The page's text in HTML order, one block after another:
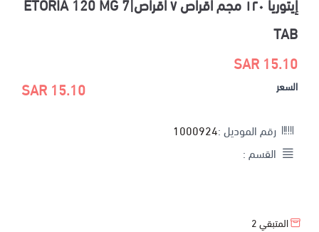
إيتوريا ١٢٠ مجم أقراص ٧ أقراص|ETORIA 120 MG 7
TAB
15.10 SAR
السعر 15.10 SAR
رقم الموديل : 1000924
القسم :
المتبقي2